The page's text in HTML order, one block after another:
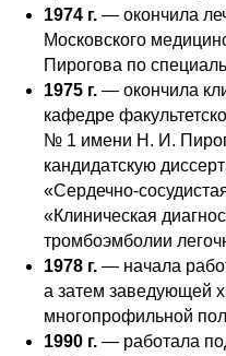
1974 г. — окончила
Московского
Пирогова по
1975 г. — окончила
кафедре
№ 1 имени Н. И.
кандидатскую
«Сердечно-
«Клиническая
тромбоэмболии
1978 г. — начала
а затем заведующей
многопрофильной
1990 г. — работала